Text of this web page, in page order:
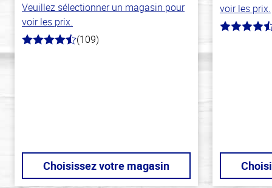
Veuillez sélectionner un magasin pour
voir les prix.
4.8
(109)
Choisissez votre magasin
voir les prix.
4.1